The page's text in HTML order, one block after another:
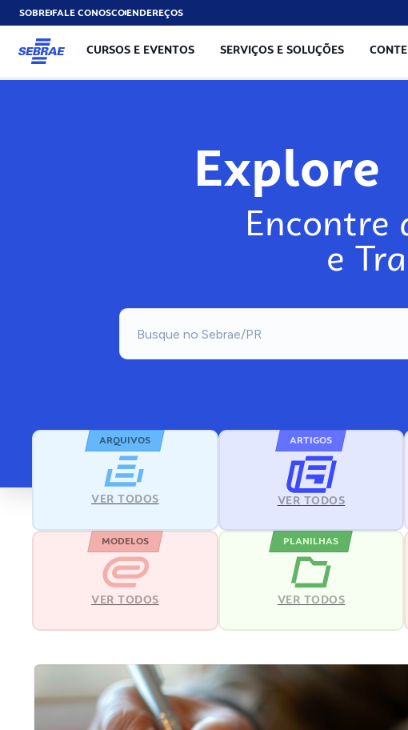
SOBREFALE CONOSCOENDEREÇOS
CURSOS E EVENTOS SERVIÇOS E SOLUÇÕES
Explore
Encontre
e
ARQUIVOS
VER TODOS
ARTIGOS
VER TODOS
MODELOS
VER TODOS
PLANILHAS
VER TODOS